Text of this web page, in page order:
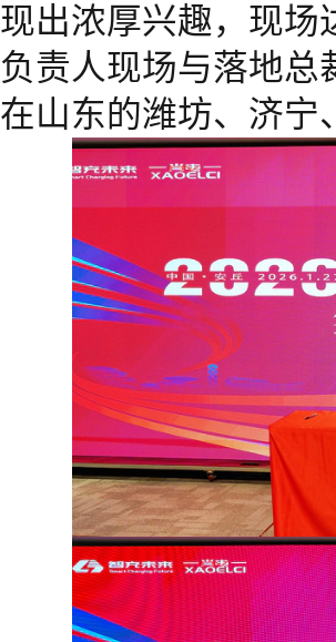
现出浓厚兴趣，现场
负责人现场与落地总
在山东的潍坊、济宁